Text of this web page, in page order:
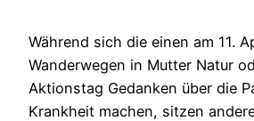
Während sich die einen am 11.
Wanderwegen in Mutter Natur
Aktionstag Gedanken über die
Krankheit machen, sitzen